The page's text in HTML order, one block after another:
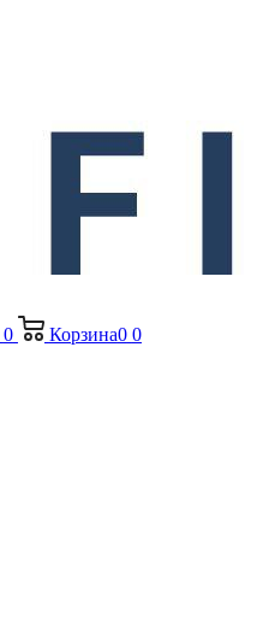
0 Корзина0 0